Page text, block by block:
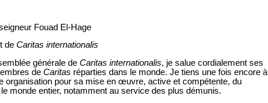
Fouad El-Hage
de Caritas internationalis
générale de Caritas internationalis, je salue cordialement ses
de Caritas réparties dans le monde. Je tiens une fois encore à
organisation pour sa mise en œuvre, active et compétente, du
monde entier, notamment au service des plus démunis.